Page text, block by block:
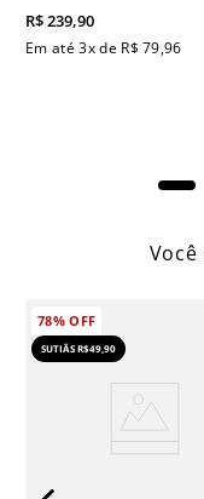
R$239,90
Em até3x de R$ 79,96
78%OFF
SUTIÃS R$49,90